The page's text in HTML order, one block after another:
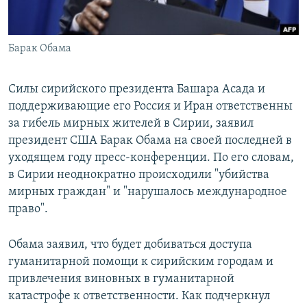
Все сайты РСЕ/РС
Барак Обама
Силы сирийского президента Башара Асада и
поддерживающие его Россия и Иран ответственны
за гибель мирных жителей в Сирии, заявил
президент США Барак Обама на своей последней в
уходящем году пресс-конференции. По его словам,
в Сирии неоднократно происходили "убийства
мирных граждан" и "нарушалось международное
право".
Обама заявил, что будет добиваться доступа
гуманитарной помощи к сирийским городам и
привлечения виновных в гуманитарной
катастрофе к ответственности. Как подчеркнул